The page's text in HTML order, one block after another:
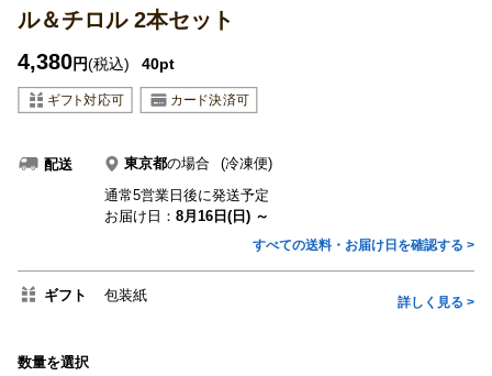
ル＆チロル 2本セット
4,380円(税込) 40pt
配送 東京都の場合
(冷凍便)
通常5営業日後に発送予定
お届け日： 8月16日(日) ～
すべての送料・お届け日を確認する >
ギフト 包装紙 詳しく見る >
数量を選択